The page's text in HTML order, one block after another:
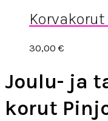
30,00 €
Joulu- ja
korut